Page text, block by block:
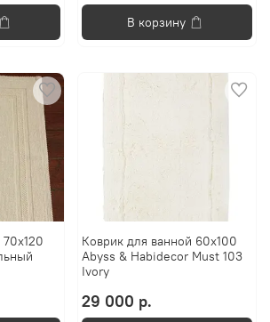
В корзину
Коврик для ванной 60x100
Abyss & Habidecor Must 103
Ivory
29 000 р.